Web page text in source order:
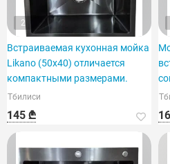
2
Встраиваемая кухонная мойка
Likano (50x40) отличается
компактными размерами.
Тбилиси
145 ₾